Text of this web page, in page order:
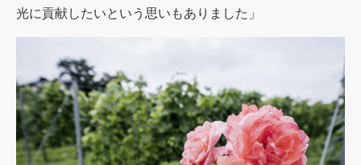
光に貢献したいという思いもありました」